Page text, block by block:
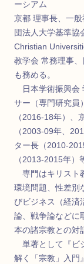
ーシアム
京都 理事長、一
団法人大学基準協
Christian
教学会 常務理事
も務める。
日本学術振興会
サー（専門研究員
（2016-18年）、
（2003-09年、
ター長（2010-
（2013-2015年）
専門はキリスト
環境問題、性差別
びビジネス（経済
論、戦争論などに
本の諸宗教との対
単著として『ビ
解く「宗教」入門